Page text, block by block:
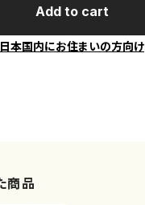
Add to cart
日本国内にお住まいの方向け
商品